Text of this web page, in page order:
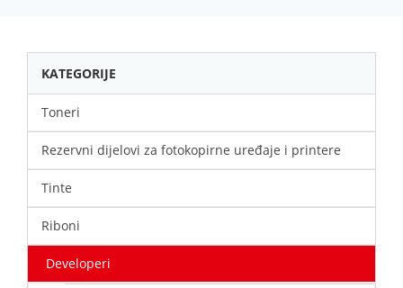
KATEGORIJE
Toneri
Rezervni dijelovi za fotokopirne uređaje i printere
Tinte
Riboni
Developeri